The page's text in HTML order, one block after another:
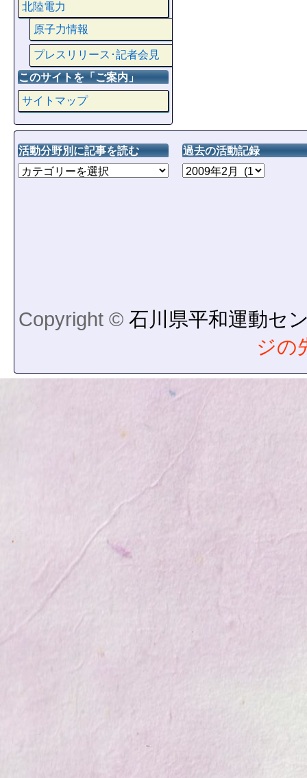
北陸電力
原子力情報
プレスリリース･記者会見
このサイトを「ご案内」
サイトマップ
活動分野別に記事を読む 過去の活動記録
Copyright © 石川県平和運動セ
ジの